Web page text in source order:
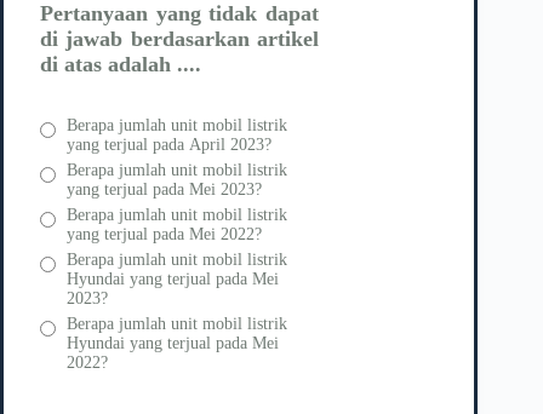
Pertanyaan yang tidak dapat
di jawab berdasarkan artikel
di atas adalah ....
Berapa jumlah unit mobil listrik
yang terjual pada April 2023?
Berapa jumlah unit mobil listrik
yang terjual pada Mei 2023?
Berapa jumlah unit mobil listrik
yang terjual pada Mei 2022?
Berapa jumlah unit mobil listrik
Hyundai yang terjual pada Mei
2023?
Berapa jumlah unit mobil listrik
Hyundai yang terjual pada Mei
2022?